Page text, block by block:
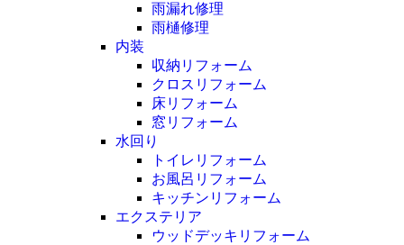
雨漏れ修理
雨樋修理
内装
収納リフォーム
クロスリフォーム
床リフォーム
窓リフォーム
水回り
トイレリフォーム
お風呂リフォーム
キッチンリフォーム
エクステリア
ウッドデッキリフォーム